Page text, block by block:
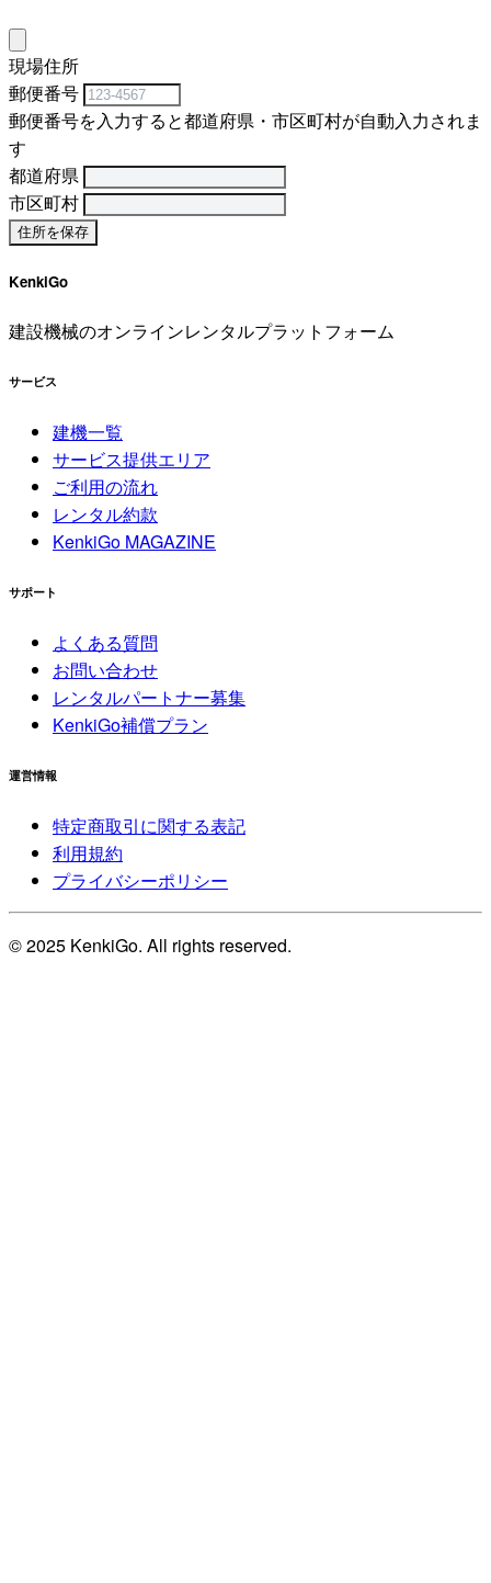
現場住所
郵便番号
郵便番号を入力すると都道府県・市区町村が自動入力されま
す
都道府県
市区町村
KenkiGo
建設機械のオンラインレンタルプラットフォーム
サービス
建機一覧
サービス提供エリア
ご利用の流れ
レンタル約款
KenkiGo MAGAZINE
サポート
よくある質問
お問い合わせ
レンタルパートナー募集
KenkiGo補償プラン
運営情報
特定商取引に関する表記
利用規約
プライバシーポリシー
© 2025 KenkiGo. All rights reserved.